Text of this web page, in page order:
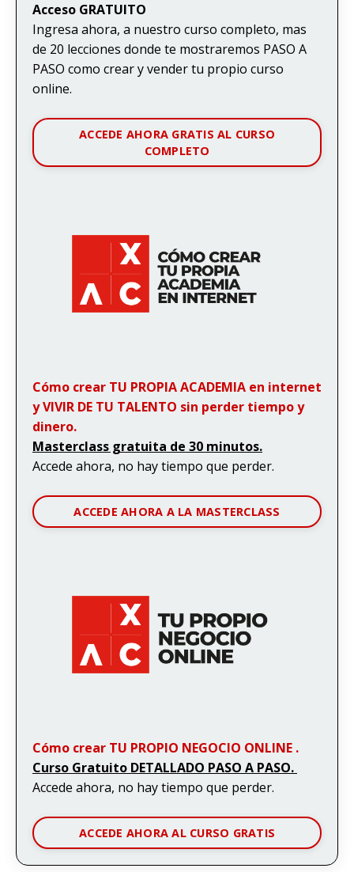
Acceso GRATUITO
Ingresa ahora, a nuestro curso completo, mas
de 20 lecciones donde te mostraremos PASO A
PASO como crear y vender tu propio curso
online.
ACCEDE AHORA GRATIS AL CURSO
COMPLETO
Cómo crear TU PROPIA ACADEMIA en internet
y VIVIR DE TU TALENTO sin perder tiempo y
dinero.
Masterclass gratuita de 30 minutos.
Accede ahora, no hay tiempo que perder.
ACCEDE AHORA A LA MASTERCLASS
Cómo crear TU PROPIO NEGOCIO ONLINE .
Curso Gratuito DETALLADO PASO A PASO.
Accede ahora, no hay tiempo que perder.
ACCEDE AHORA AL CURSO GRATIS